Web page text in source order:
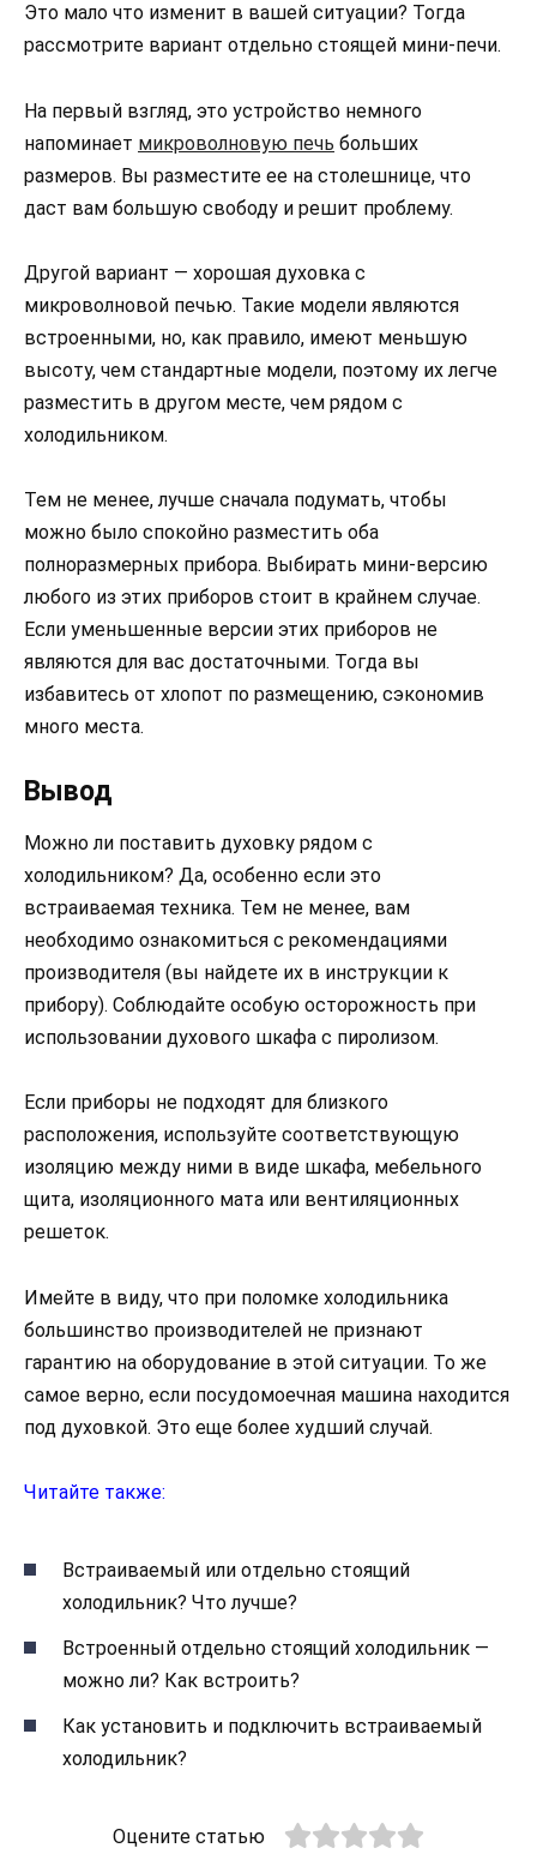
Это мало что изменит в вашей ситуации? Тогда
рассмотрите вариант отдельно стоящей мини-печи.
На первый взгляд, это устройство немного
напоминает микроволновую печь больших
размеров. Вы разместите ее на столешнице, что
даст вам большую свободу и решит проблему.
Другой вариант — хорошая духовка с
микроволновой печью. Такие модели являются
встроенными, но, как правило, имеют меньшую
высоту, чем стандартные модели, поэтому их легче
разместить в другом месте, чем рядом с
холодильником.
Тем не менее, лучше сначала подумать, чтобы
можно было спокойно разместить оба
полноразмерных прибора. Выбирать мини-версию
любого из этих приборов стоит в крайнем случае.
Если уменьшенные версии этих приборов не
являются для вас достаточными. Тогда вы
избавитесь от хлопот по размещению, сэкономив
много места.
Вывод
Можно ли поставить духовку рядом с
холодильником? Да, особенно если это
встраиваемая техника. Тем не менее, вам
необходимо ознакомиться с рекомендациями
производителя (вы найдете их в инструкции к
прибору). Соблюдайте особую осторожность при
использовании духового шкафа с пиролизом.
Если приборы не подходят для близкого
расположения, используйте соответствующую
изоляцию между ними в виде шкафа, мебельного
щита, изоляционного мата или вентиляционных
решеток.
Имейте в виду, что при поломке холодильника
большинство производителей не признают
гарантию на оборудование в этой ситуации. То же
самое верно, если посудомоечная машина находится
под духовкой. Это еще более худший случай.
Читайте также:
Встраиваемый или отдельно стоящий
холодильник? Что лучше?
Встроенный отдельно стоящий холодильник —
можно ли? Как встроить?
Как установить и подключить встраиваемый
холодильник?
Оцените статью